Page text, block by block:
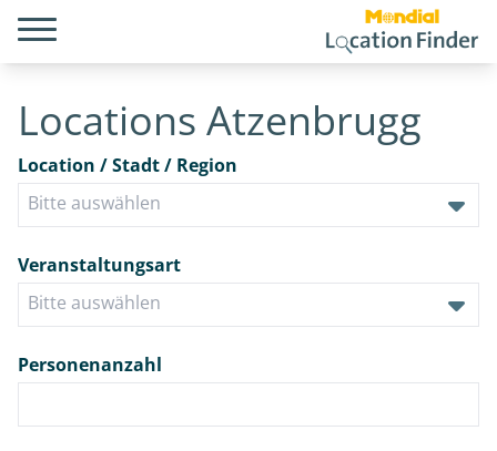
Locations Atzenbrugg
Location / Stadt / Region
Veranstaltungsart
Personenanzahl